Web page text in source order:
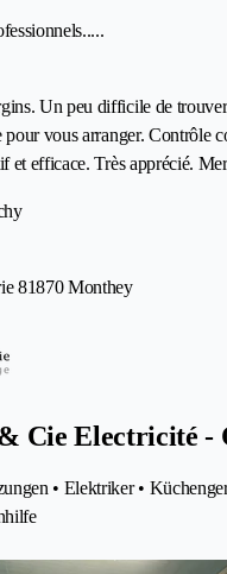
Un peu difficile de
vous arranger. Contrôle
et efficace. Très apprécié.
81870 Monthey
Cie Electricité -
• Elektriker •